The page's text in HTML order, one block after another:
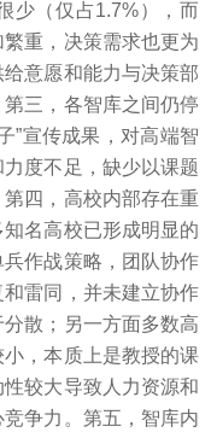
少（仅占1.7%），而
重，决策需求也更为
意愿和能力与决策部
三，各智库之间仍停
”宣传成果，对高端智
度不足，缺少以课题
四，高校内部存在重
名高校已形成明显的
作战策略，团队协作
雷同，并未建立协作
散；另一方面多数高
，本质上是教授的课
较大导致人力资源和
争力。第五，智库内